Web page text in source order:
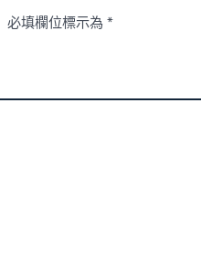
必填欄位標示為 *